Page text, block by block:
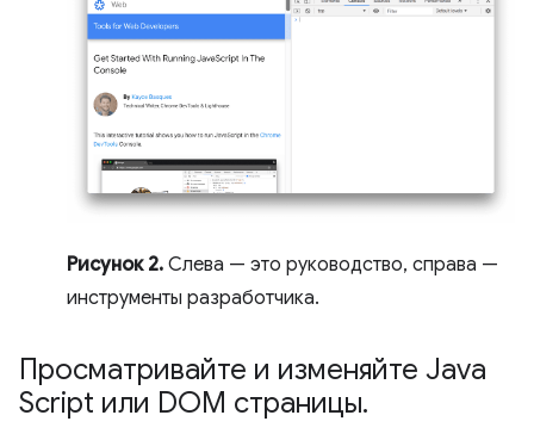
Рисунок 2. Слева — это руководство, справа —
инструменты разработчика.
Просматривайте и изменяйте Java
Script или DOM страницы.